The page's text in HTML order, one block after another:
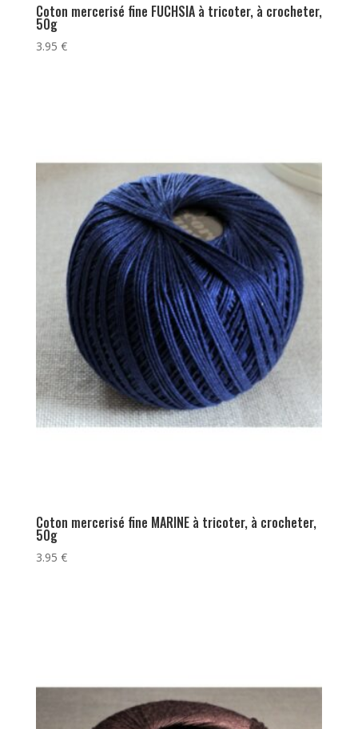
Coton mercerisé fine FUCHSIA à tricoter, à crocheter,
50g
3.95 €
Coton mercerisé fine MARINE à tricoter, à crocheter,
50g
3.95 €